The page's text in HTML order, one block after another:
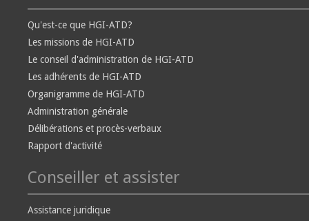
Qu'est-ce que HGI-ATD?
Les missions de HGI-ATD
Le conseil d'administration de HGI-ATD
Les adhérents de HGI-ATD
Organigramme de HGI-ATD
Administration générale
Délibérations et procès-verbaux
Rapport d'activité
Conseiller et assister
Assistance juridique